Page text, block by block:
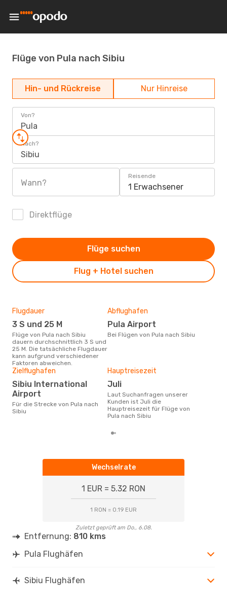
Flüge von Pula nach Sibiu
Hin- und Rückreise Nur Hinreise
Von?
Pula
Nach?
Sibiu
Wann?
Reisende
1 Erwachsener
Direktflüge
Flug + Hotel suchen
Flüge suchen
Flugdauer
3 S und 25 M
Flüge von Pula nach Sibiu
dauern durchschnittlich 3 S und
25 M. Die tatsächliche Flugdauer
kann aufgrund verschiedener
Faktoren abweichen.
Abflughafen
Pula Airport
Bei Flügen von Pula nach Sibiu
Zielflughafen
Sibiu International
Airport
Für die Strecke von Pula nach
Sibiu
Hauptreisezeit
Juli
Laut Suchanfragen unserer
Kunden ist Juli die
Hauptreisezeit für Flüge von
Pula nach Sibiu
Wechselrate
1 EUR = 5.32 RON
1 RON = 0.19 EUR
Zuletzt geprüft am Do., 6.08.
Entfernung: 810 kms
Pula Flughäfen
Sibiu Flughäfen